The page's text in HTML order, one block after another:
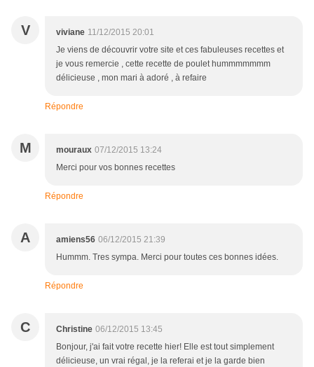
V viviane 11/12/2015 20:01
Je viens de découvrir votre site et ces fabuleuses recettes et
je vous remercie , cette recette de poulet hummmmmmm
délicieuse , mon mari à adoré , à refaire
Répondre
M mouraux 07/12/2015 13:24
Merci pour vos bonnes recettes
Répondre
A amiens56 06/12/2015 21:39
Hummm. Tres sympa. Merci pour toutes ces bonnes idées.
Répondre
C Christine 06/12/2015 13:45
Bonjour, j'ai fait votre recette hier! Elle est tout simplement
délicieuse, un vrai régal, je la referai et je la garde bien